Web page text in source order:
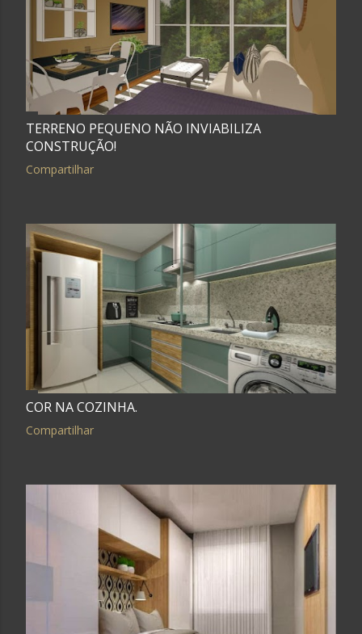
TERRENO PEQUENO NÃO INVIABILIZA
CONSTRUÇÃO!
Compartilhar
COR NA COZINHA.
Compartilhar